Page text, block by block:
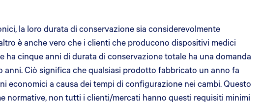
la loro durata di conservazione sia considerevolmente
è anche vero che i clienti che producono dispositivi medici
cinque anni di durata di conservazione totale ha una domanda
Ciò significa che qualsiasi prodotto fabbricato un anno fa
a causa dei tempi di configurazione nei cambi. Questo
normative, non tutti i clienti/mercati hanno questi requisiti minimi